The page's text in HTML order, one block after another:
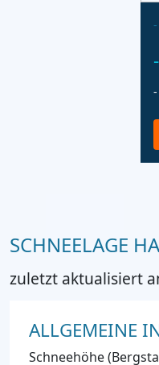
-
-
-
SCHNEELAGE
zuletzt aktualisiert
ALLGEMEINE
Schneehöhe